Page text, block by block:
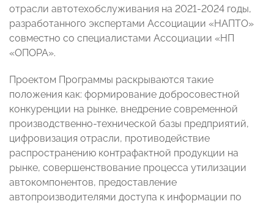
отрасли автотехобслуживания на 2021-2024 годы,
разработанного экспертами Ассоциации «НАПТО»
совместно со специалистами Ассоциации «НП
«ОПОРА».
Проектом Программы раскрываются такие
положения как: формирование добросовестной
конкуренции на рынке, внедрение современной
производственно-технической базы предприятий,
цифровизация отрасли, противодействие
распространению контрафактной продукции на
рынке, совершенствование процесса утилизации
автокомпонентов, предоставление
автопроизводителями доступа к информации по